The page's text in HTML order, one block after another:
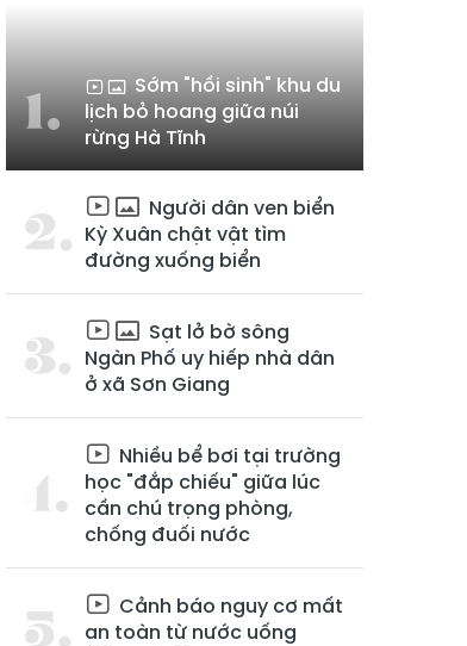
Sớm "hồi sinh" khu du
lịch bỏ hoang giữa núi
rừng Hà Tĩnh
Người dân ven biển
Kỳ Xuân chật vật tìm
đường xuống biển
Sạt lở bờ sông
Ngàn Phố uy hiếp nhà dân
ở xã Sơn Giang
Nhiều bể bơi tại trường
học "đắp chiếu" giữa lúc
cần chú trọng phòng,
chống đuối nước
Cảnh báo nguy cơ mất
an toàn từ nước uống